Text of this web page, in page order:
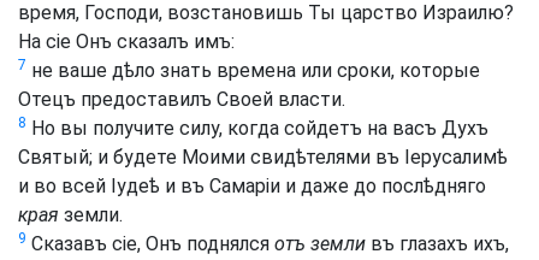
время, Господи, возстановишь Ты царство Израилю?
На сіе Онъ сказалъ имъ:
7 не ваше дѣло знать времена или сроки, которые
Отецъ предоставилъ Своей власти.
8 Но вы получите силу, когда сойдетъ на васъ Духъ
Святый; и будете Моими свидѣтелями въ Іерусалимѣ
и во всей Іудеѣ и въ Самаріи и даже до послѣдняго
края земли.
9 Сказавъ сіе, Онъ поднялся отъ земли въ глазахъ ихъ,